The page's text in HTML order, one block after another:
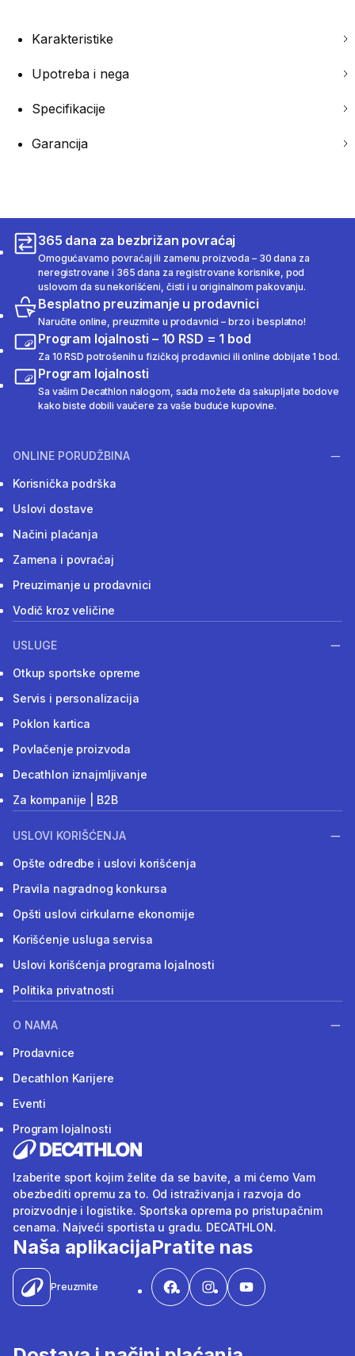
Karakteristike
Upotreba i nega
Specifikacije
Garancija
365 dana za bezbrižan povraćaj
Omogućavamo povraćaj ili zamenu proizvoda – 30 dana za
neregistrovane i 365 dana za registrovane korisnike, pod
uslovom da su nekorišćeni, čisti i u originalnom pakovanju.
Besplatno preuzimanje u prodavnici
Naručite online, preuzmite u prodavnici – brzo i besplatno!
Program lojalnosti – 10 RSD = 1 bod
Za 10 RSD potrošenih u fizičkoj prodavnici ili online dobijate 1 bod.
Program lojalnosti
Sa vašim Decathlon nalogom, sada možete da sakupljate bodove
kako biste dobili vaučere za vaše buduće kupovine.
ONLINE PORUDŽBINA
Korisnička podrška
Uslovi dostave
Načini plaćanja
Zamena i povraćaj
Preuzimanje u prodavnici
Vodič kroz veličine
USLUGE
Otkup sportske opreme
Servis i personalizacija
Poklon kartica
Povlačenje proizvoda
Decathlon iznajmljivanje
Za kompanije | B2B
USLOVI KORIŠĆENJA
Opšte odredbe i uslovi korišćenja
Pravila nagradnog konkursa
Opšti uslovi cirkularne ekonomije
Korišćenje usluga servisa
Uslovi korišćenja programa lojalnosti
Politika privatnosti
O NAMA
Prodavnice
Decathlon Karijere
Eventi
Program lojalnosti
Izaberite sport kojim želite da se bavite, a mi ćemo Vam
obezbediti opremu za to. Od istraživanja i razvoja do
proizvodnje i logistike. Sportska oprema po pristupačnim
cenama. Najveći sportista u gradu. DECATHLON.
Naša aplikacija
Preuzmite
Pratite nas